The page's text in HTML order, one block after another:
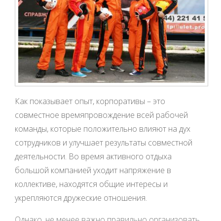
Как показывает опыт, корпоративы – это
совместное времяпровождение всей рабочей
команды, которые положительно влияют на дух
сотрудников и улучшает результаты совместной
деятельности. Во время активного отдыха
большой компанией уходит напряжение в
коллективе, находятся общие интересы и
укрепляются дружеские отношения.